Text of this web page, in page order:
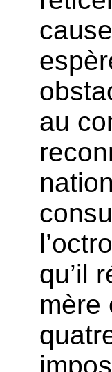
au
qu’il
mère